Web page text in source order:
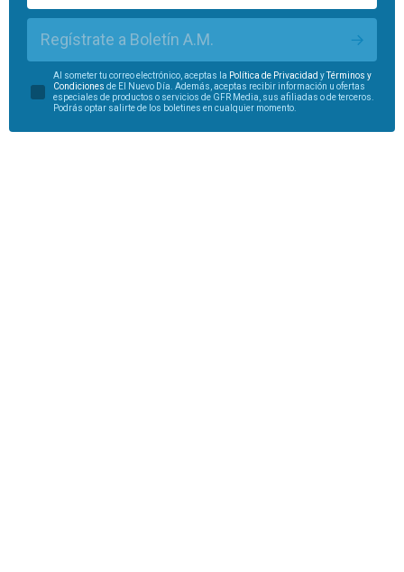
Regístrate a Boletín A.M.
Al someter tu correo electrónico, aceptas la Política de Privacidad yTérminos y
Condiciones de El Nuevo Día. Además, aceptas recibir información u ofertas
especiales de productos o servicios de GFR Media, sus afiliadas o de terceros.
Podrás optar salirte de los boletines en cualquier momento.